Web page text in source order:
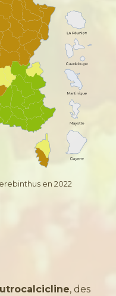
en 2022
, des